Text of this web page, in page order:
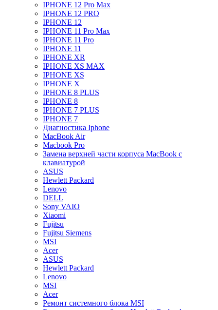
IPHONE 12 Pro Max
IPHONE 12 PRO
IPHONE 12
IPHONE 11 Pro Max
IPHONE 11 Pro
IPHONE 11
IPHONE XR
IPHONE XS MAX
IPHONE XS
IPHONE X
IPHONE 8 PLUS
IPHONE 8
IPHONE 7 PLUS
IPHONE 7
Диагностика Iphone
MacBook Air
Macbook Pro
Замена верхней части корпуса MacBook с
клавиатурой
ASUS
Hewlett Packard
Lenovo
DELL
Sony VAIO
Xiaomi
Fujitsu
Fujitsu Siemens
MSI
Acer
ASUS
Hewlett Packard
Lenovo
MSI
Acer
Ремонт системного блока MSI